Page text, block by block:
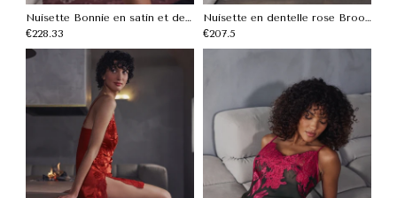
Nuisette Bonnie en satin et dentelle rose
€228.33
Nuisette en dentelle rose Brooke
€207.5